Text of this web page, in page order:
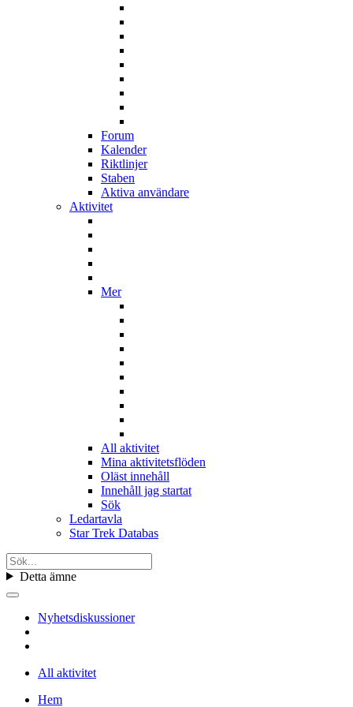
Forum
Kalender
Riktlinjer
Staben
Aktiva användare
Aktivitet
Mer
All aktivitet
Mina aktivitetsflöden
Oläst innehåll
Innehåll jag startat
Sök
Ledartavla
Star Trek Databas
Detta ämne
Nyhetsdiskussioner
All aktivitet
Hem